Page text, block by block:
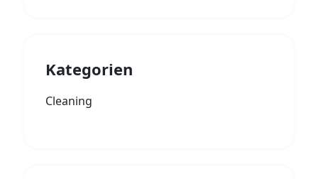
Kategorien
Cleaning